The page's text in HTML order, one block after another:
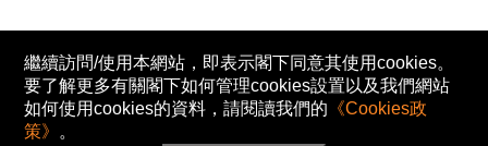
繼續訪問/使用本網站，即表示閣下同意其使用cookies。
要了解更多有關閣下如何管理cookies設置以及我們網站
如何使用cookies的資料，請閱讀我們的 《Cookies政
策》 。